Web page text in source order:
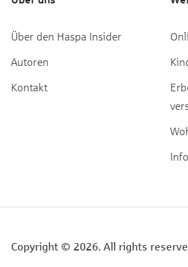
Über den Haspa Insider
Autoren
Kontakt
Copyright © 2026. All rights